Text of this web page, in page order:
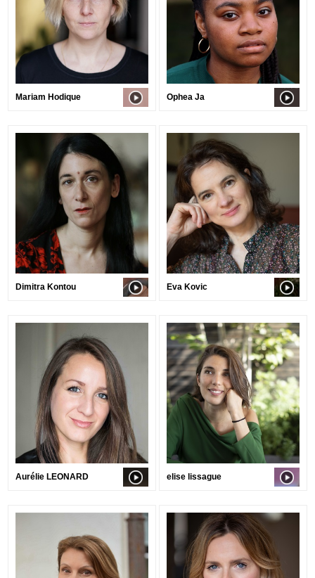
Mariam Hodique Ophea Ja
Dimitra Kontou Eva Kovic
Aurélie LEONARD elise lissague